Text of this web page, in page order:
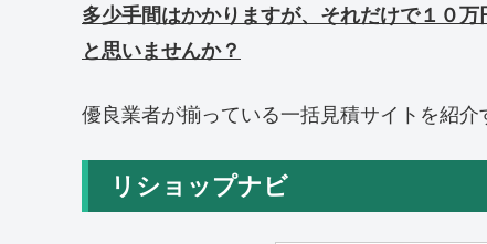
多少手間はかかりますが、それだけで１０
と思いませんか？
優良業者が揃っている一括見積サイトを紹介
リショップナビ